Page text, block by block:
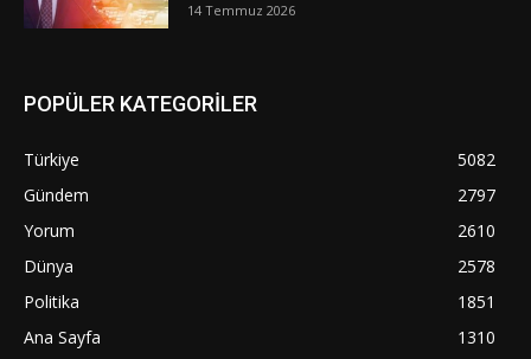
14 Temmuz 2026
POPÜLER KATEGORİLER
Türkiye
5082
Gündem
2797
Yorum
2610
Dünya
2578
Politika
1851
Ana Sayfa
1310